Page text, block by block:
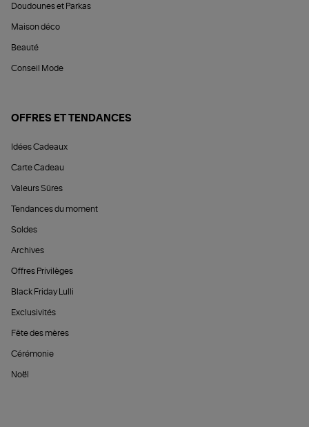
Doudounes et Parkas
Maison déco
Beauté
Conseil Mode
OFFRES ET TENDANCES
Idées Cadeaux
Carte Cadeau
Valeurs Sûres
Tendances du moment
Soldes
Archives
Offres Privilèges
Black Friday Lulli
Exclusivités
Fête des mères
Cérémonie
Noël